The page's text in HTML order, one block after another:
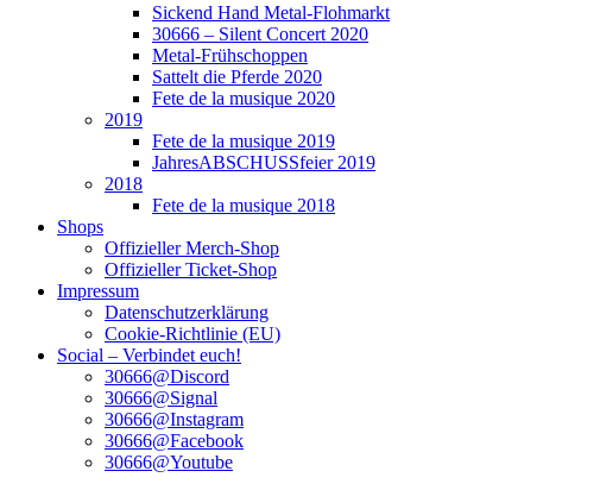
Sickend Hand Metal-Flohmarkt
30666 – Silent Concert 2020
Metal-Frühschoppen
Sattelt die Pferde 2020
Fete de la musique 2020
2019
Fete de la musique 2019
JahresABSCHUSSfeier 2019
2018
Fete de la musique 2018
Shops
Offizieller Merch-Shop
Offizieller Ticket-Shop
Impressum
Datenschutzerklärung
Cookie-Richtlinie (EU)
Social – Verbindet euch!
30666@Discord
30666@Signal
30666@Instagram
30666@Facebook
30666@Youtube